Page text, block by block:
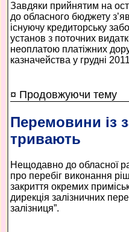
Завдяки прийнятим на
до обласного бюджету
існуючу кредиторську
установ з поточних
неоплатою платіжних
казначейства у грудні
¤ Продовжуючи тему
Перемовини із
тривають
Нещодавно до обласної
про перебіг виконання
закриття окремих
дирекція залізничних
залізниця”.